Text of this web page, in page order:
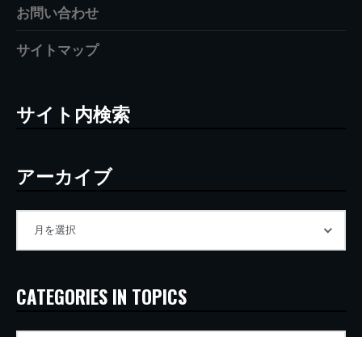
お問い合わせ
サイトマップ
サイト内検索
アーカイブ
CATEGORIES IN TOPICS